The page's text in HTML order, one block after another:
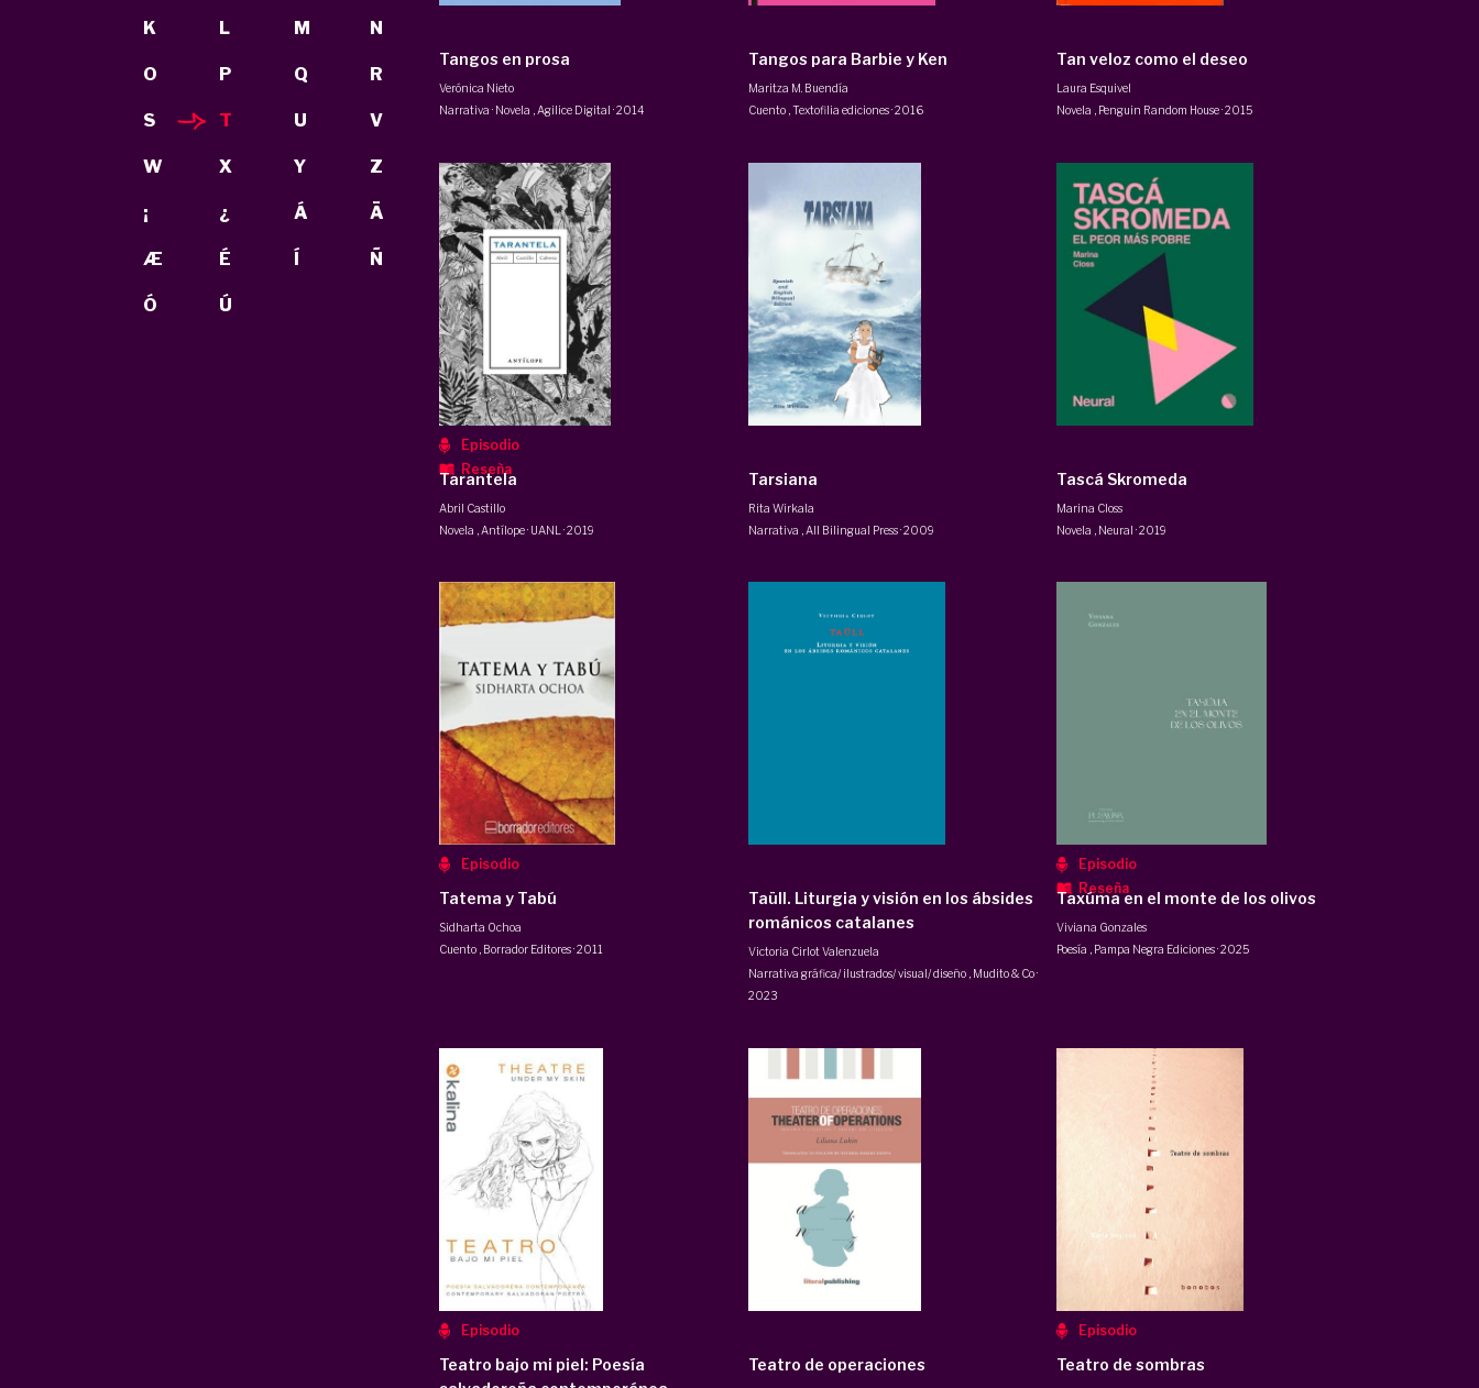
K L M N
O P Q R
S T U V
W X Y Z
¡ ¿ Á Ä
Æ É Í Ñ
Ó Ú
Tangos en prosa
Verónica Nieto
Narrativa · Novela
Agilice Digital ·2014
Tangos para Barbie y Ken
Maritza M. Buendía
Cuento, Textofilia ediciones·2016
Tan veloz como el deseo
Laura Esquivel
Novela
Penguin Random House·2015
Episodio
Reseña
Tarantela
Abril Castillo
Novela
Antílope · UANL ·2019
Tarsiana
Rita Wirkala
Narrativa
All Bilingual Press·2009
Tascá Skromeda
Marina Closs
Novela
Neural ·2019
Episodio
Tatema y Tabú
Sidharta Ochoa
Cuento Borrador Editores·2011
Taüll. Liturgia y visión en los ábsides
románicos catalanes
Victoria Cirlot Valenzuela
Narrativa gráfica/ ilustrados/ visual/ diseño, Mudito & Co·
2023
Episodio
Reseña
Taxúma en el monte de los olivos
Viviana Gonzales
Poesía
Pampa Negra Ediciones·2025
Episodio
Teatro bajo mi piel: Poesía
Teatro de operaciones
Episodio
Teatro de sombras